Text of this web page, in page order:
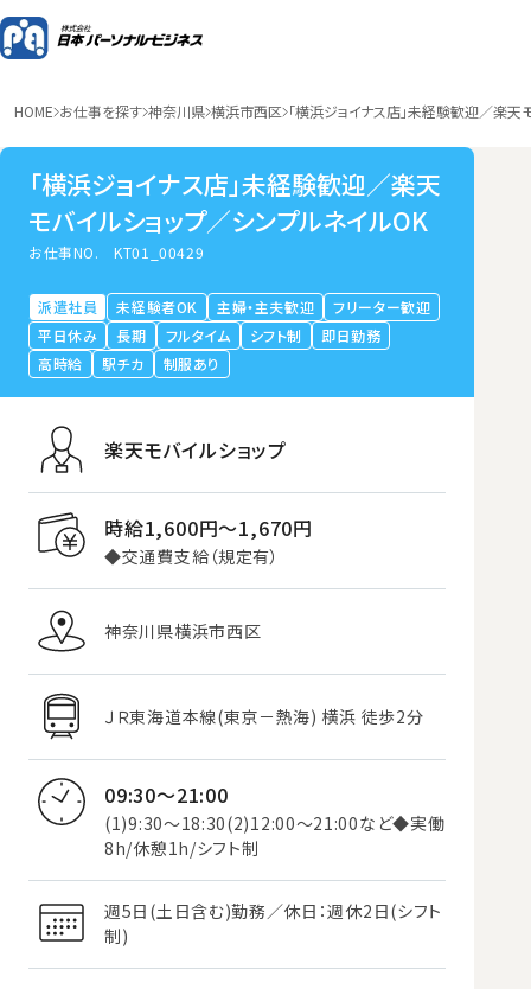
HOME お仕事を探す 神奈川県 横浜市西区 「横浜ジョイナス店」未経験歓迎／楽天
「横浜ジョイナス店」未経験歓迎／楽天
モバイルショップ／シンプルネイルOK
お仕事NO.KT01_00429
派遣社員 未経験者OK 主婦・主夫歓迎
フリーター歓迎
平日休み
長期 フルタイム シフト制
即日勤務
高時給
駅チカ 制服あり
楽天モバイルショップ
時給1,600円〜1,670円
◆交通費支給（規定有）
神奈川県横浜市西区
ＪＲ東海道本線(東京－熱海) 横浜 徒歩2分
09:30～21:00
(1)9:30～18:30(2)12:00～21:00など◆実働
8h/休憩1h/シフト制
週5日(土日含む)勤務／休日：週休2日(シフト
制)